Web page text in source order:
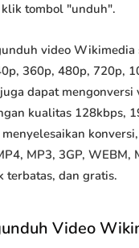
tombol "unduh".
video Wikimedia
360p, 480p, 720p,
dapat mengonversi
kualitas 128kbps,
MP3, 3GP, WEBM,
terbatas, dan gratis.
Video